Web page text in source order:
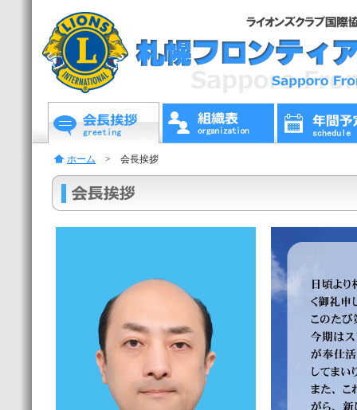
ホーム > 会長挨拶